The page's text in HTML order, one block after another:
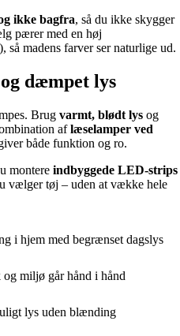
ikke bagfra, så du ikke skygger
pærer med en høj
madens farver ser naturlige ud.
dæmpet lys
Brug varmt, blødt lys og
aflæselamper ved
både funktion og ro.
montere indbyggede LED-strips
vælger tøj – uden at vække hele
i hjem med begrænset dagslys
miljø går hånd i hånd
lys uden blænding